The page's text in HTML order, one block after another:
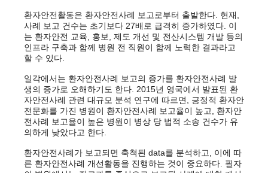
환자안전활동은 환자안전사례 보고로부터 출발한다. 현재,
사례 보고 건수는 초기보다 27배로 급격히 증가하였다. 이
는 환자안전 교육, 홍보, 제도 개선 및 전산시스템 개발 등의
인프라 구축과 함께 병원 전 직원이 함께 노력한 결과라고
할 수 있다.
일각에서는 환자안전사례 보고의 증가를 환자안전사례 발
생의 증가로 오해하기도 한다. 2015년 영국에서 발표된 환
자안전사례 관련 대규모 분석 연구에 따르면, 긍정적 환자안
전문화를 가진 병원이 환자안전사례 보고율이 높고, 환자안
전사례 보고율이 높은 병원이 병상 당 법적 소송 건수가 유
의하게 낮았다고 한다.
환자안전사례가 보고되면 축척된 data를 분석하고, 이에 따
른 환자안전사례 개선활동을 진행하는 것이 중요하다. 필자